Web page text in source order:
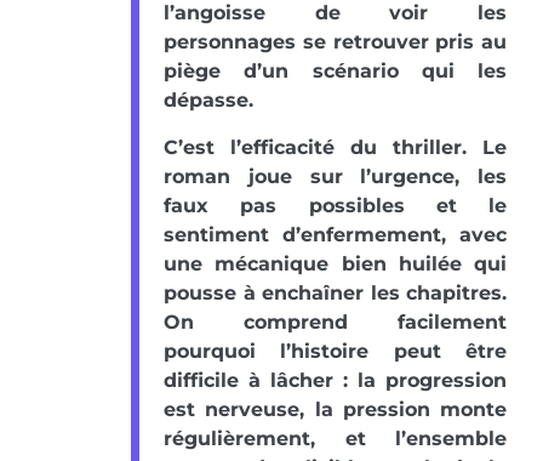
l’angoisse de voir les
personnages se retrouver pris au
piège d’un scénario qui les
dépasse.
C’est l’efficacité du thriller. Le
roman joue sur l’urgence, les
faux pas possibles et le
sentiment d’enfermement, avec
une mécanique bien huilée qui
pousse à enchaîner les chapitres.
On comprend facilement
pourquoi l’histoire peut être
difficile à lâcher : la progression
est nerveuse, la pression monte
régulièrement, et l’ensemble